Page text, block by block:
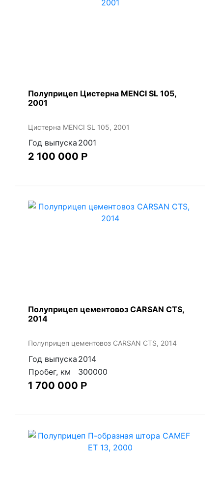
Полуприцеп Цистерна MENCI SL 105,
2001
Цистерна MENCI SL 105, 2001
Год выпуска 2001
2 100 000 Р
Полуприцеп цементовоз СARSАN CТS,
2014
Полуприцеп цементовоз СARSАN CТS, 2014
Год выпуска 2014
Пробег, км
300000
1 700 000 Р